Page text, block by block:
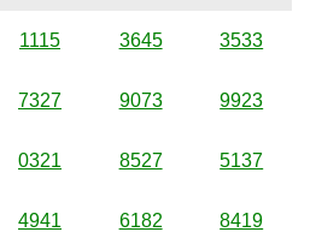
1115 3645 3533
7327 9073 9923
0321 8527 5137
4941 6182 8419